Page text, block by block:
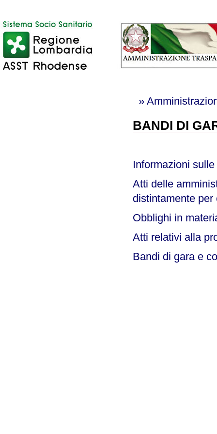
»
BANDI DI
Informazioni
Atti delle
distintamente
Obblighi in
Atti relativi alla
Bandi di gara e